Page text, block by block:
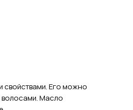
Его можно
волосами. Масло